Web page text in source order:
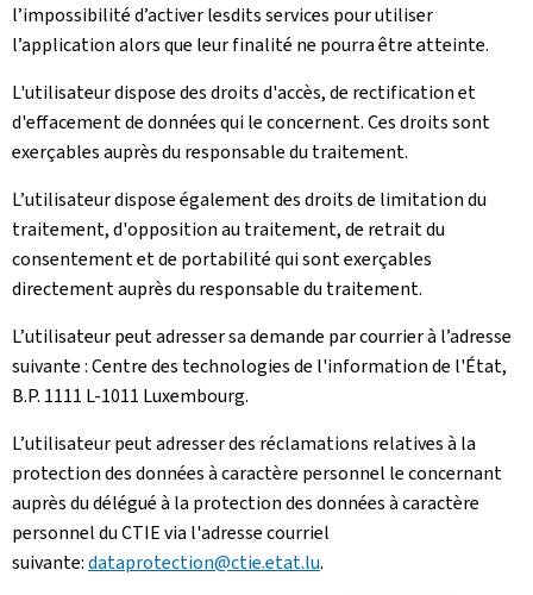
l’impossibilité d’activer lesdits services pour utiliser
l’application alors que leur finalité ne pourra être atteinte.
L'utilisateur dispose des droits d'accès, de rectification et
d'effacement de données qui le concernent. Ces droits sont
exerçables auprès du responsable du traitement.
L’utilisateur dispose également des droits de limitation du
traitement, d'opposition au traitement, de retrait du
consentement et de portabilité qui sont exerçables
directement auprès du responsable du traitement.
L’utilisateur peut adresser sa demande par courrier à l’adresse
suivante : Centre des technologies de l'information de l'État,
B.P. 1111 L-1011 Luxembourg.
L’utilisateur peut adresser des réclamations relatives à la
protection des données à caractère personnel le concernant
auprès du délégué à la protection des données à caractère
personnel du CTIE via l'adresse courriel
suivante:dataprotection@ctie.etat.lu.